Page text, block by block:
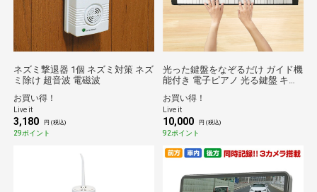
ネズミ撃退器 1個 ネズミ対策 ネズ
ミ除け 超音波 電磁波
お買い得！
Live it
3,180 円 (税込)
29ポイント
光った鍵盤をなぞるだけ ガイド機
能付き 電子ピアノ 光る鍵盤 キー
習 デモ曲内蔵 1年間保証
お買い得！
Live it
10,000 円 (税込)
92ポイント